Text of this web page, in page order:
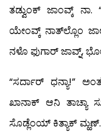
ತಡ್ವುಂಕ್ ಜಾಂವ್ಕ್
ಯೇಂವ್ಕ್ ನಾತ್‍ಲ್ಲೊಂ
ನಳೊ ಫುಗಾರ್ ಜಾವ್ನ್,
“ಸರ್ದಾರ್ ಧನ್ಯಾ!”
ಖಾನಾಕ್ ಆನಿ ತಾಚ್ಯಾ
ಸೊಡ್ಲೆಂಯ್ ಕಿತ್ಯಾಕ್